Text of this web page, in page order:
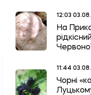
12:03
На
11:44
Чорні